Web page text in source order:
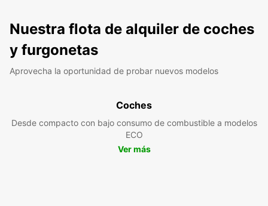
Nuestra flota de alquiler de coches
y furgonetas
Aprovecha la oportunidad de probar nuevos modelos
Coches
Desde compacto con bajo consumo de combustible a modelos
ECO
Ver más